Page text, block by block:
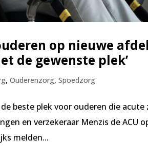
op nieuwe
de gewenste plek’
,Ouderenzorg,Spoedzorg
beste plek voor ouderen die
en verzekeraar Menzis de ACU
melden...